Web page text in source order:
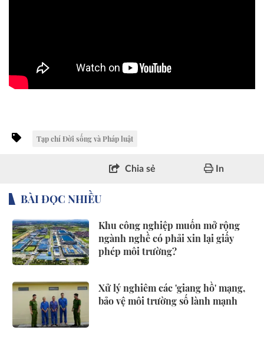
Tạp chí Đời sống và Pháp luật
Chia sẻ In
BÀI ĐỌC NHIỀU
Khu công nghiệp muốn mở rộng
ngành nghề có phải xin lại giấy
phép môi trường?
Xử lý nghiêm các 'giang hồ' mạng,
bảo vệ môi trường số lành mạnh